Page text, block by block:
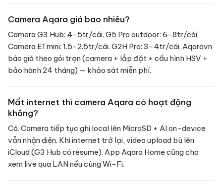
Camera Aqara giá bao nhiêu?
Camera G3 Hub: 4-5tr/cái. G5 Pro outdoor: 6-8tr/cái.
Camera E1 mini: 1.5-2.5tr/cái. G2H Pro: 3-4tr/cái. Aqaravn
báo giá theo gói trọn (camera + lắp đặt + cấu hình HSV +
bảo hành 24 tháng) — khảo sát miễn phí.
Mất internet thì camera Aqara có hoạt động
không?
Có. Camera tiếp tục ghi local lên MicroSD + AI on-device
vẫn nhận diện. Khi internet trở lại, video upload bù lên
iCloud (G3 Hub có resume). App Aqara Home cũng cho
xem live qua LAN nếu cùng Wi-Fi.